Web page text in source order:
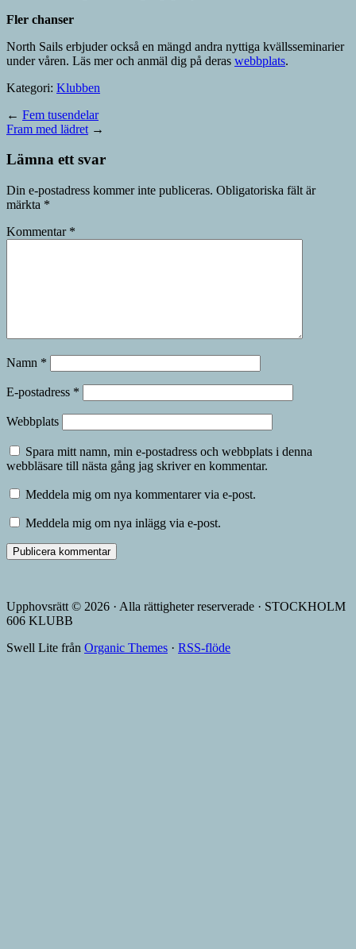
Fler chanser
North Sails erbjuder också en mängd andra nyttiga kvällsseminarier
under våren. Läs mer och anmäl dig på deras webbplats.
Kategori: Klubben
← Fem tusendelar
Fram med lädret →
Lämna ett svar
Din e-postadress kommer inte publiceras. Obligatoriska fält är
märkta *
Kommentar *
Namn *
E-postadress *
Webbplats
Spara mitt namn, min e-postadress och webbplats i denna
webbläsare till nästa gång jag skriver en kommentar.
Meddela mig om nya kommentarer via e-post.
Meddela mig om nya inlägg via e-post.
Upphovsrätt © 2026 · Alla rättigheter reserverade · STOCKHOLM
606 KLUBB
Swell Lite från Organic Themes · RSS-flöde